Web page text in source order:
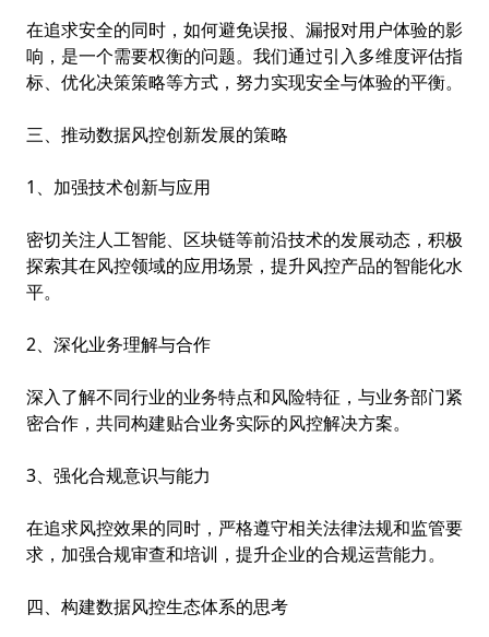
在追求安全的同时，如何避免误报、漏报对用户体验的影
响，是一个需要权衡的问题。我们通过引入多维度评估指
标、优化决策策略等方式，努力实现安全与体验的平衡。
三、推动数据风控创新发展的策略
1、加强技术创新与应用
密切关注人工智能、区块链等前沿技术的发展动态，积极
探索其在风控领域的应用场景，提升风控产品的智能化水
平。
2、深化业务理解与合作
深入了解不同行业的业务特点和风险特征，与业务部门紧
密合作，共同构建贴合业务实际的风控解决方案。
3、强化合规意识与能力
在追求风控效果的同时，严格遵守相关法律法规和监管要
求，加强合规审查和培训，提升企业的合规运营能力。
四、构建数据风控生态体系的思考